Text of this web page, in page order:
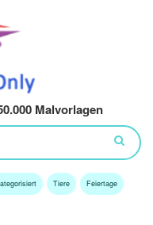
Malvorlagen
Tiere Feiertage